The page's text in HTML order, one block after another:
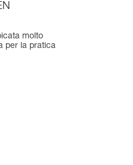
molto
per la pratica